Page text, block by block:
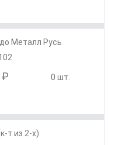
Металл Русь
₽ 0 шт.
т из 2-х)